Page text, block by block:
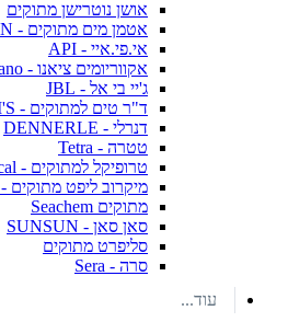
אושן נוטרישן מתוקים
אטמן מים מתוקים - ATMAN
אי.פי.איי - API
אקווריומים ציאנו - Ciano
ג'יי בי אל - JBL
ד"ר טים למתוקים - DR. TIM'S
דנרלי - DENNERLE
טטרה - Tetra
טרופיקל למתוקים - Tropical
מיקרוב ליפט מתוקים - MICROBE LIFT
מתוקים Seachem
סאן סאן - SUNSUN
סליפרט מתוקים
סרה - Sera
עוד...